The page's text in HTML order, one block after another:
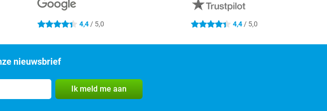
4.4 sterren 4,4 / 5,0 4.4 sterren 4,4 / 5,0
nieuwsbrief
Ik meld me aan